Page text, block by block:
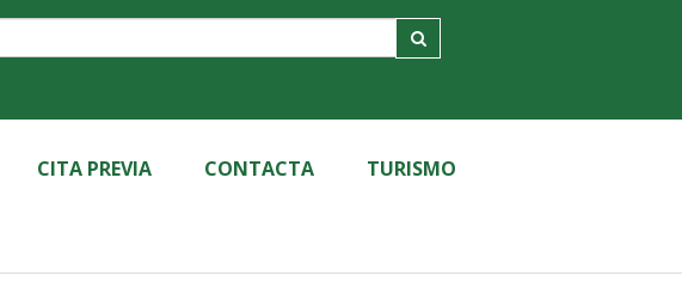
CITA PREVIA CONTACTA TURISMO